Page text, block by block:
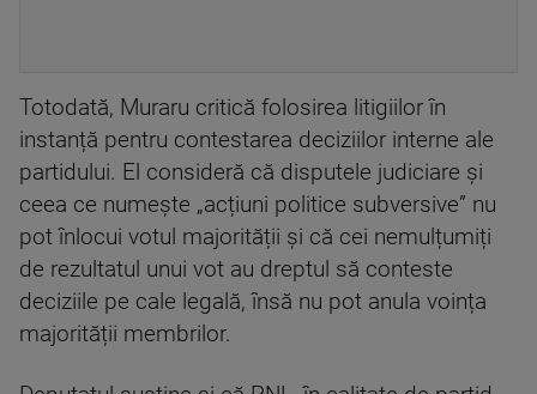
Totodată, Muraru critică folosirea litigiilor în
instanță pentru contestarea deciziilor interne ale
partidului. El consideră că disputele judiciare și
ceea ce numește „acțiuni politice subversive” nu
pot înlocui votul majorității și că cei nemulțumiți
de rezultatul unui vot au dreptul să conteste
deciziile pe cale legală, însă nu pot anula voința
majorității membrilor.